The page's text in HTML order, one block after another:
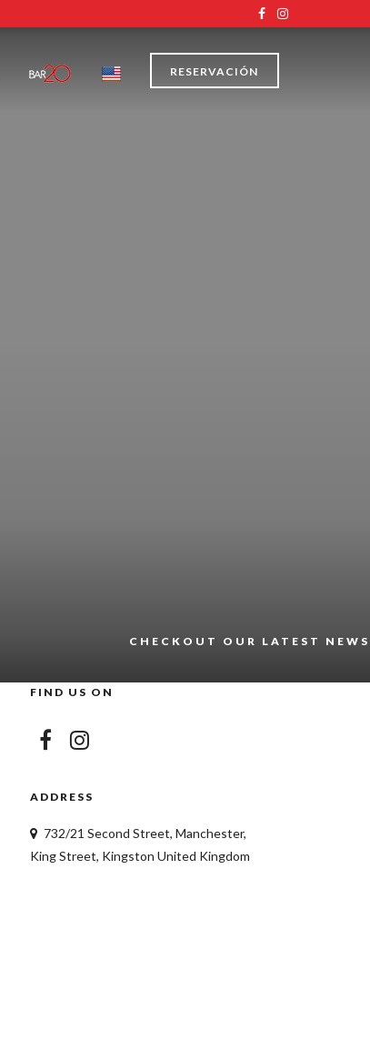
RESERVACIÓN
CHECKOUT OUR LATEST NEWS
FIND US ON
ADDRESS
732/21 Second Street, Manchester,
King Street, Kingston United Kingdom